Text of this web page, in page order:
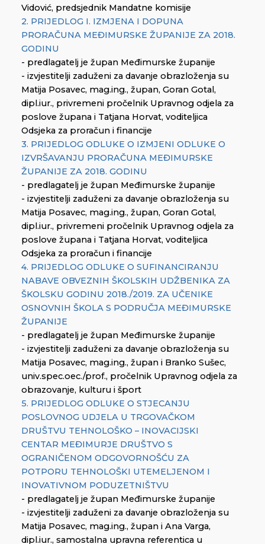
Vidović, predsjednik Mandatne komisije
2. PRIJEDLOG I. IZMJENA I DOPUNA
PRORAČUNA MEĐIMURSKE ŽUPANIJE ZA 2018.
GODINU
- predlagatelj je župan Međimurske županije
- izvjestitelji zaduženi za davanje obrazloženja su
Matija Posavec, mag.ing., župan, Goran Gotal,
dipl.iur., privremeni pročelnik Upravnog odjela za
poslove župana i Tatjana Horvat, voditeljica
Odsjeka za proračun i financije
3. PRIJEDLOG ODLUKE O IZMJENI ODLUKE O
IZVRŠAVANJU PRORAČUNA MEĐIMURSKE
ŽUPANIJE ZA 2018. GODINU
- predlagatelj je župan Međimurske županije
- izvjestitelji zaduženi za davanje obrazloženja su
Matija Posavec, mag.ing., župan, Goran Gotal,
dipl.iur., privremeni pročelnik Upravnog odjela za
poslove župana i Tatjana Horvat, voditeljica
Odsjeka za proračun i financije
4. PRIJEDLOG ODLUKE O SUFINANCIRANJU
NABAVE OBVEZNIH ŠKOLSKIH UDŽBENIKA ZA
ŠKOLSKU GODINU 2018./2019. ZA UČENIKE
OSNOVNIH ŠKOLA S PODRUČJA MEĐIMURSKE
ŽUPANIJE
- predlagatelj je župan Međimurske županije
- izvjestitelji zaduženi za davanje obrazloženja su
Matija Posavec, mag.ing., župan i Branko Sušec,
univ.spec.oec./prof., pročelnik Upravnog odjela za
obrazovanje, kulturu i šport
5. PRIJEDLOG ODLUKE O STJECANJU
POSLOVNOG UDJELA U TRGOVAČKOM
DRUŠTVU TEHNOLOŠKO – INOVACIJSKI
CENTAR MEĐIMURJE DRUŠTVO S
OGRANIČENOM ODGOVORNOŠĆU ZA
POTPORU TEHNOLOŠKI UTEMELJENOM I
INOVATIVNOM PODUZETNIŠTVU
- predlagatelj je župan Međimurske županije
- izvjestitelji zaduženi za davanje obrazloženja su
Matija Posavec, mag.ing., župan i Ana Varga,
dipl.iur., samostalna upravna referentica u